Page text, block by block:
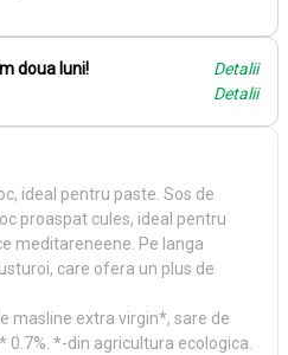
doua luni!
Detalii
Detalii
ideal pentru paste. Sos de
proaspat cules, ideal pentru
meditareneene. Pe langa
care ofera un plus de
masline extra virgin*, sare de
0.7%. *-din agricultura ecologica.